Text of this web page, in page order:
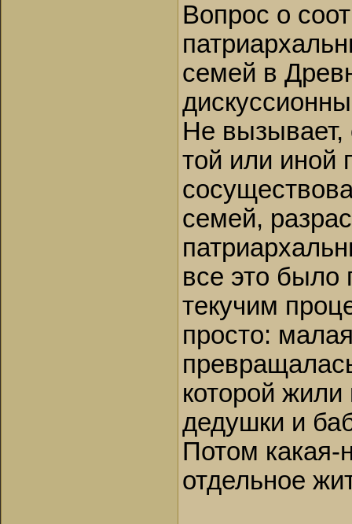
Вопрос о
семей в
Не вызывает,
той или иной
семей,
все это
текучим
просто:
которой
дедушки и
Потом какая-
отдельное